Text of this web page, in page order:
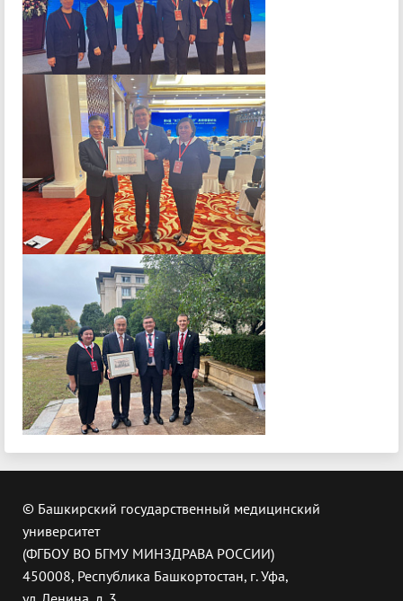
© Башкирский государственный медицинский
университет
(ФГБОУ ВО БГМУ МИНЗДРАВА РОССИИ)
450008, Республика Башкортостан, г. Уфа,